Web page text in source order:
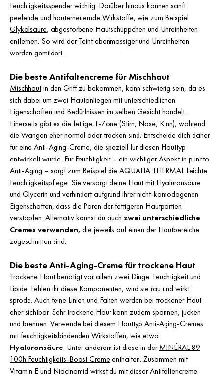
Feuchtigkeitsspender wichtig. Darüber hinaus können sanft
peelende und hauterneuernde Wirkstoffe, wie zum Beispiel
Glykolsäure, abgestorbene Hautschüppchen und Unreinheiten
entfernen. So wird der Teint ebenmässiger und Unreinheiten
werden gemildert.
Die beste Antifaltencreme für Mischhaut
Mischhautin den Griff zu bekommen, kann schwierig sein, da es
sich dabei um zwei Hautanliegen mit unterschiedlichen
Eigenschaften und Bedürfnissen im selben Gesicht handelt.
Einerseits gibt es die fettige T-Zone (Stirn, Nase, Kinn), während
die Wangen eher normal oder trocken sind. Entscheide dich daher
für eine Anti-Aging-Creme, die speziell für diesen Hauttyp
entwickelt wurde. Für Feuchtigkeit – ein wichtiger Aspekt in puncto
Anti-Aging – sorgt zum Beispiel dieAQUALIA THERMAL Leichte
Feuchtigkeitspflege. Sie versorgt deine Haut mit Hyaluronsäure
und Glycerin und verhindert aufgrund ihrer nicht-komodogenen
Eigenschaften, dass die Poren der fettigeren Hautpartien
verstopfen. Alternativ kannst du auch zwei unterschiedliche
Cremes verwenden, die jeweils auf einen der Hautbereiche
zugeschnitten sind.
Die beste Anti-Aging-Creme für trockene Haut
Trockene Haut benötigt vor allem zwei Dinge: Feuchtigkeit und
Lipide. Fehlen ihr diese Komponenten, wird sie rau und wirkt
spröde. Auch feine Linien und Falten werden bei trockener Haut
eher sichtbar. Sehr trockene Haut kann zudem spannen, jucken
und brennen. Verwende bei diesem Hauttyp Anti-Aging-Cremes
mit feuchtigkeitsbindenden Wirkstoffen, wie etwa
Hyaluronsäure. Unter anderem ist diese in derMINÉRAL 89
100h Feuchtigkeits-Boost Cremeenthalten. Zusammen mit
Vitamin E und Niacinamid wirkst du mit dieser Antifaltencreme